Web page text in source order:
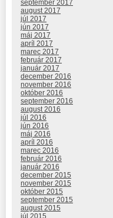
september 2017
august 2017
júl 2017
jún 2017
máj 2017
apríl 2017
marec 2017
február 2017
január 2017
december 2016
november 2016
október 2016
september 2016
august 2016
júl 2016
jún 2016
máj 2016
apríl 2016
marec 2016
február 2016
január 2016
december 2015
november 2015
október 2015
september 2015
august 2015